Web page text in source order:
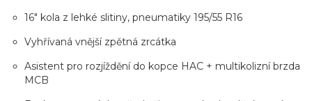
16" kola z lehké slitiny, pneumatiky 195/55 R16
Vyhřívaná vnější zpětná zrcátka
Asistent pro rozjíždění do kopce HAC + multikolizní brzda
MCB